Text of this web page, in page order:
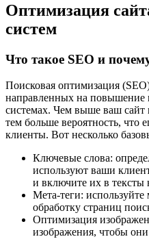
Оптимизация
систем
Что такое SEO и
Поисковая оптимизация
направленных на повышение
системах. Чем выше ваш сайт
тем больше вероятность, что
клиенты. Вот несколько
Ключевые слова:
используют ваши
и включите их в тексты
Мета-теги:
обработку страниц
Оптимизация
изображения, чтобы